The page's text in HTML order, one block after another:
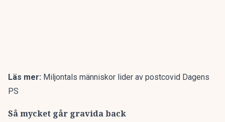
Läs mer: Miljontals människor lider av postcovid Dagens
PS
Så mycket går gravida back